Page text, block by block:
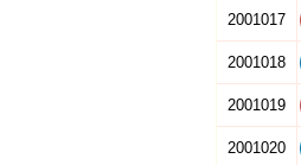
2001017
2001018
2001019
2001020